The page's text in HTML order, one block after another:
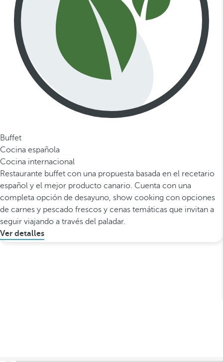
Buffet
Cocina española
Cocina internacional
Restaurante buffet con una propuesta basada en el recetario
español y el mejor producto canario. Cuenta con una
completa opción de desayuno, show cooking con opciones
de carnes y pescado frescos y cenas temáticas que invitan a
seguir viajando a través del paladar.
Ver detalles